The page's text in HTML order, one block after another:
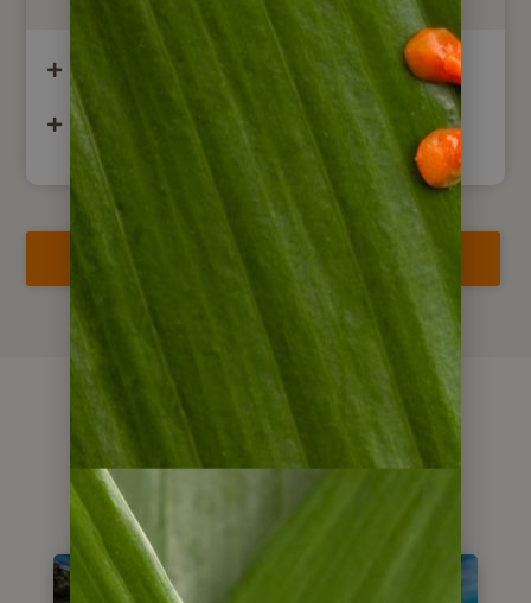
Besuch einer Estancia
Tagesausflug nach Uruguay
Reise jetzt anfragen
Alternativen &
Kombinationen